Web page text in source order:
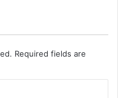
Required fields are